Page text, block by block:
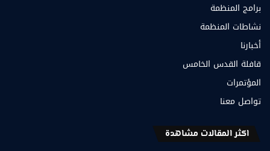
برامج المنظمة
نشاطات المنظمة
أخبارنا
قافلة القدس الخامس
المؤتمرات
تواصل معنا
اكثر المقالات مشاهدة